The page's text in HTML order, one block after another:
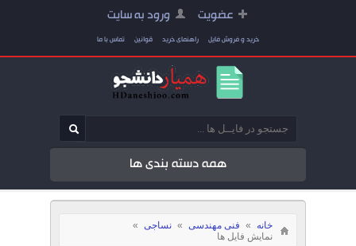
عضویت ورود به سایت
خرید و فروش فایل راهنمای خرید قوانین تماس با ما
همه دسته بندی ها
خانه » فنی مهندسی » نساجی »
نمایش فایل ها